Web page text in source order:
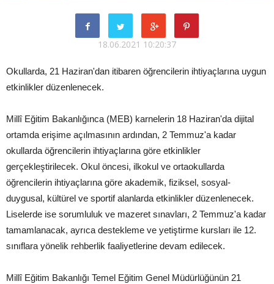
18.06.2021 10:20:37
Okullarda, 21 Haziran'dan itibaren öğrencilerin ihtiyaçlarına uygun
etkinlikler düzenlenecek.
Millî Eğitim Bakanlığınca (MEB) karnelerin 18 Haziran'da dijital
ortamda erişime açılmasının ardından, 2 Temmuz'a kadar
okullarda öğrencilerin ihtiyaçlarına göre etkinlikler
gerçekleştirilecek. Okul öncesi, ilkokul ve ortaokullarda
öğrencilerin ihtiyaçlarına göre akademik, fiziksel, sosyal-
duygusal, kültürel ve sportif alanlarda etkinlikler düzenlenecek.
Liselerde ise sorumluluk ve mazeret sınavları, 2 Temmuz'a kadar
tamamlanacak, ayrıca destekleme ve yetiştirme kursları ile 12.
sınıflara yönelik rehberlik faaliyetlerine devam edilecek.
Millî Eğitim Bakanlığı Temel Eğitim Genel Müdürlüğünün 21